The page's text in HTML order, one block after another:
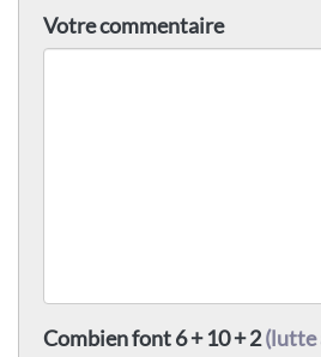
Votre commentaire
Combien font 6 + 10 + 2(lutte